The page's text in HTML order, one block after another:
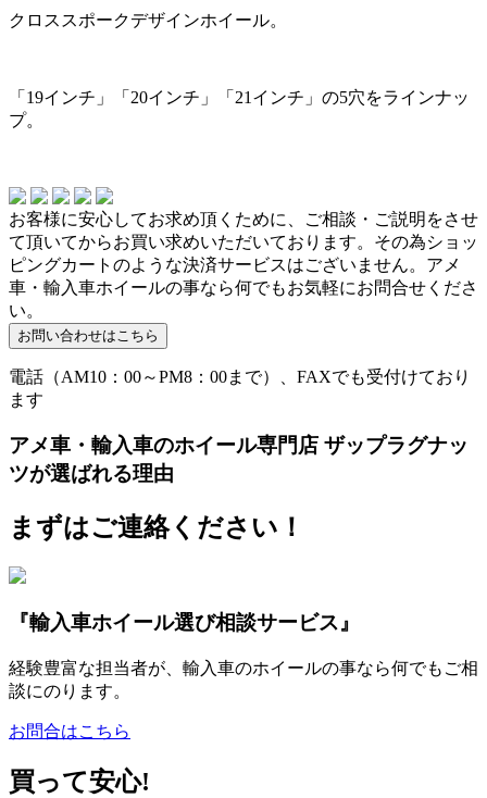
クロススポークデザインホイール。
「19インチ」「20インチ」「21インチ」の5穴をラインナッ
プ。
お客様に安心してお求め頂くために、ご相談・ご説明をさせ
て頂いてからお買い求めいただいております。その為ショッ
ピングカートのような決済サービスはございません。アメ
車・輸入車ホイールの事なら何でもお気軽にお問合せくださ
い。
電話（AM10：00～PM8：00まで）、FAXでも受付けており
ます
アメ車・輸入車のホイール専門店 ザップラグナッ
ツが選ばれる理由
まずはご連絡ください！
『輸入車ホイール選び相談サービス』
経験豊富な担当者が、輸入車のホイールの事なら何でもご相
談にのります。
お問合はこちら
買って安心!